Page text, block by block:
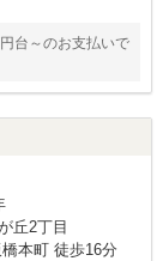
台～のお支払いで
丘2丁目
本町 徒歩16分